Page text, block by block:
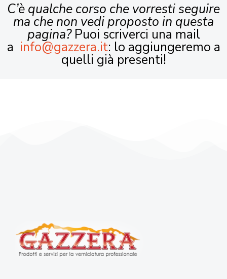
C’è qualche corso che vorresti seguire
ma che non vedi proposto in questa
pagina?Puoi scriverci una mail
a info@gazzera.it: lo aggiungeremo a
quelli già presenti!